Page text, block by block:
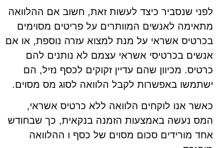
לפני שנסביר כיצד לעשות זאת, חשוב אם ההלוואה
מתאימה לאנשים המוותרים על פריטים מסוימים
בכרטיס אשראי על מנת למצוא עזרה נוספת, או אם
אנשים בכרטיסי אשראי עצמם לא נותנים להם
כרטיס. מכיוון שהם עדיין זקוקים לכסף נזיל, הם
ישתמשו באפשרות לקבל הלוואה לסוג מס מסוים.
כאשר אנו לוקחים הלוואה ללא כרטיס אשראי,
המס נעשה באמצעות הזמנה בנקאית, כך שבחודש
אחד מורידים סכום מסוים של כסף ו ההלוואה